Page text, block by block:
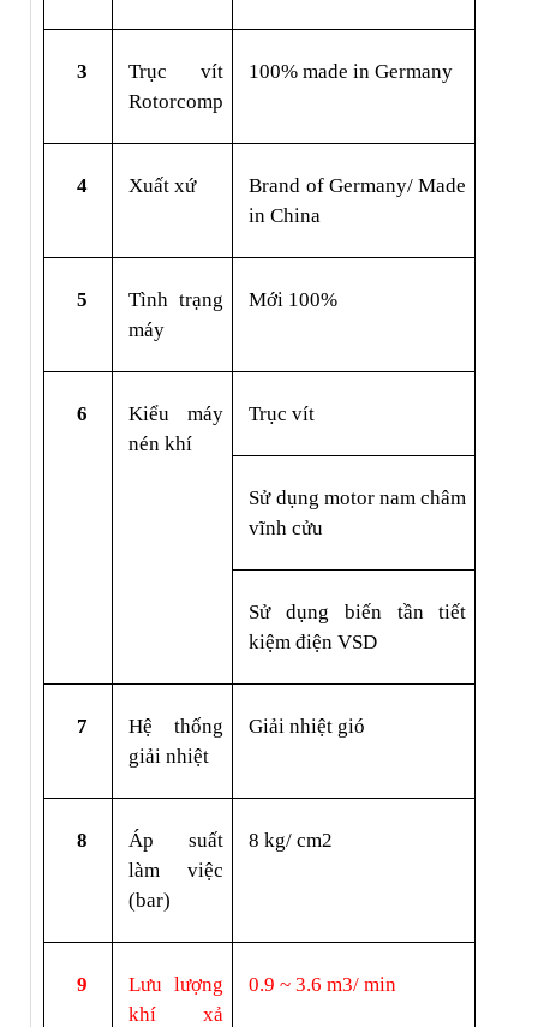
3
Trục vít
Rotorcomp
100% made in Germany
4 Xuất xứ
Brand of Germany/ Made
in China
5
Tình trạng
máy
Mới 100%
6
Kiểu máy
nén khí
Trục vít
Sử dụng motor nam châm
vĩnh cửu
Sử dụng biến tần tiết
kiệm điện VSD
7
Hệ thống
giải nhiệt
Giải nhiệt gió
8
Áp suất
làm việc
(bar)
8 kg/ cm2
9
Lưu lượng
khí xả
0.9 ~ 3.6 m3/ min